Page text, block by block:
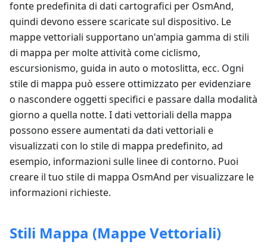
fonte predefinita di dati cartografici per OsmAnd,
quindi devono essere scaricate sul dispositivo. Le
mappe vettoriali supportano un'ampia gamma di stili
di mappa per molte attività come ciclismo,
escursionismo, guida in auto o motoslitta, ecc. Ogni
stile di mappa può essere ottimizzato per evidenziare
o nascondere oggetti specifici e passare dalla modalità
giorno a quella notte. I dati vettoriali della mappa
possono essere aumentati da dati vettoriali e
visualizzati con lo stile di mappa predefinito, ad
esempio, informazioni sulle linee di contorno. Puoi
creare il tuo stile di mappa OsmAnd per visualizzare le
informazioni richieste.
Stili Mappa (Mappe Vettoriali)